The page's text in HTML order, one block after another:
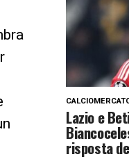
Lazio e
risposta